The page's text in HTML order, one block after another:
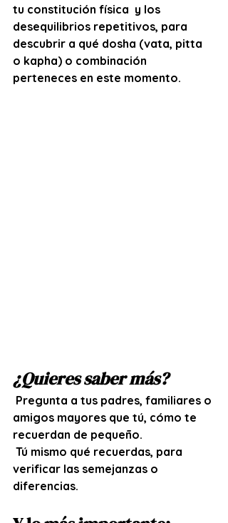
tu constitución física  y los
desequilibrios repetitivos, para
descubrir a qué dosha (vata, pitta
o kapha) o combinación
perteneces en este momento.
¿Quieres saber más?
amigos mayores que tú, cómo te
recuerdan de pequeño.
verificar las semejanzas o
diferencias.